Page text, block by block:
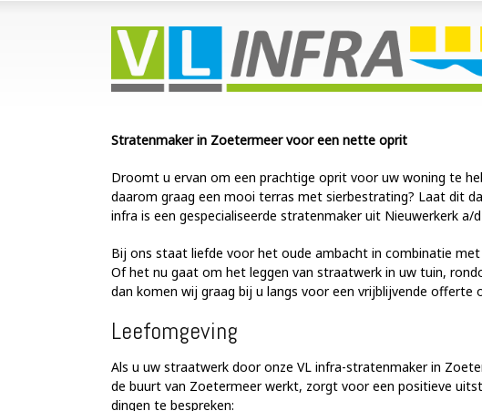
Stratenmaker in Zoetermeer voor een nette oprit
Droomt u ervan om een prachtige oprit voor uw woning te
daarom graag een mooi terras met sierbestrating? Laat dit
infra is een gespecialiseerde stratenmaker uit Nieuwerkerk
Bij ons staat liefde voor het oude ambacht in combinatie
Of het nu gaat om het leggen van straatwerk in uw tuin,
dan komen wij graag bij u langs voor een vrijblijvende
Leefomgeving
Als u uw straatwerk door onze VL infra-stratenmaker in
de buurt van Zoetermeer werkt, zorgt voor een positieve
dingen te bespreken: